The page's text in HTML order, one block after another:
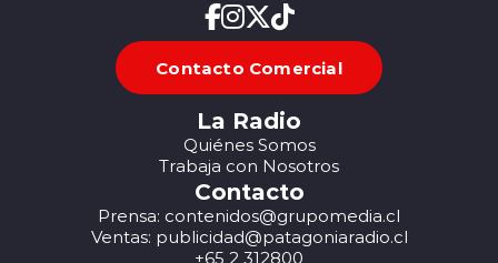
Contacto Comercial
La Radio
Quiénes Somos
Trabaja con Nosotros
Contacto
Prensa: contenidos@grupomedia.cl
Ventas: publicidad@patagoniaradio.cl
+65 2 312800